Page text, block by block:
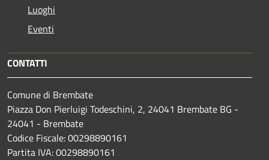
Luoghi
Eventi
CONTATTI
Comune di Brembate
Piazza Don Pierluigi Todeschini, 2, 24041 Brembate BG -
24041 - Brembate
Codice Fiscale: 00298890161
Partita IVA: 00298890161